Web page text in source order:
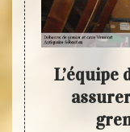
:
L’équipe